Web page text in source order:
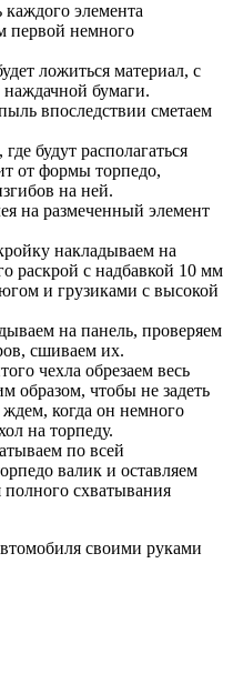
элемента
первой немного
ложиться материал, с
бумаги.
впоследствии сметаем
будут располагаться
от формы торпедо,
на ней.
на размеченный элемент
накладываем на
раскрой с надбавкой 10 мм
и грузиками с высокой
на панель, проверяем
сшиваем их.
чехла обрезаем весь
образом, чтобы не задеть
когда он немного
на торпеду.
по всей
валик и оставляем
полного схватывания
своими руками